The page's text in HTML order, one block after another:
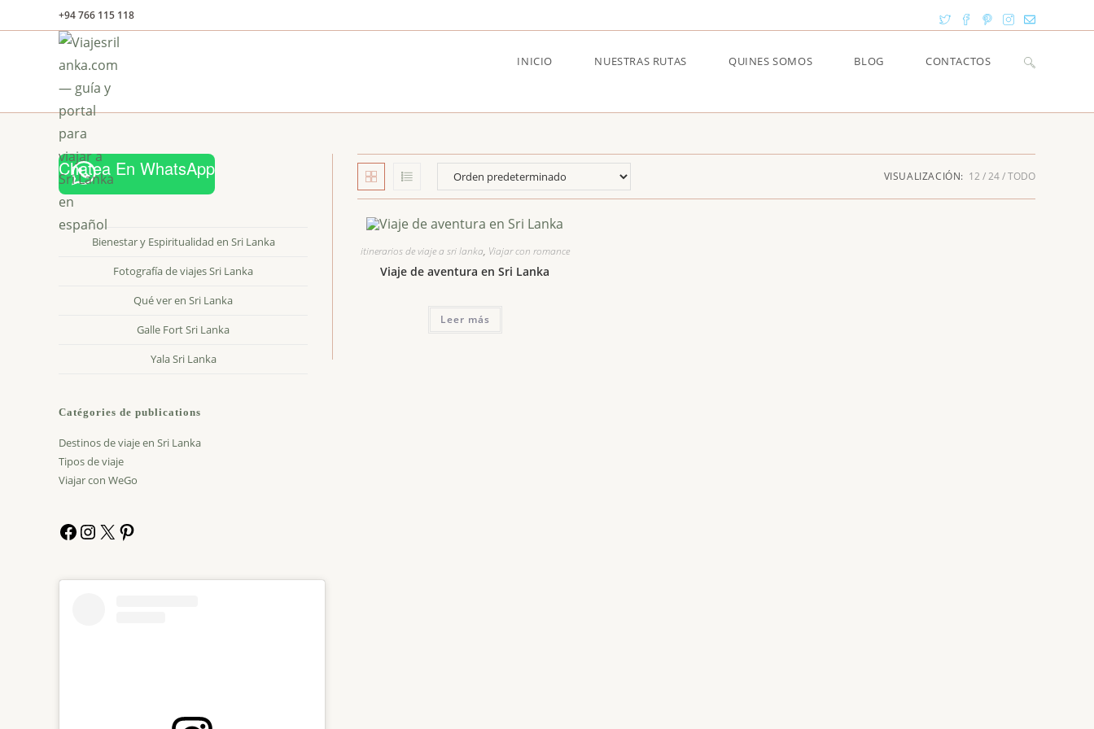
al
+94 766 115 118
INICIO NUESTRAS RUTAS QUINES SOMOS BLOG CONTACTOS Alternar
de
VISUALIZACIÓN: 12 24 TODO
itinerarios de viaje a sri lanka, Viajar con romance
Viaje de aventura en Sri Lanka
Leer más
Chatea En WhatsApp
Bienestar y Espiritualidad en Sri Lanka
Fotografía de viajes Sri Lanka
Qué ver en Sri Lanka
Galle Fort Sri Lanka
Yala Sri Lanka
Catégories de publications
Destinos de viaje en Sri Lanka
Tipos de viaje
Viajar con WeGo
Facebook
Instagram
X